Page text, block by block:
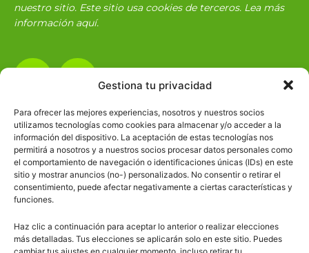
Gestiona tu privacidad
Para ofrecer las mejores experiencias, nosotros y nuestros socios
utilizamos tecnologías como cookies para almacenar y/o acceder a la
información del dispositivo. La aceptación de estas tecnologías nos
permitirá a nosotros y a nuestros socios procesar datos personales como
el comportamiento de navegación o identificaciones únicas (IDs) en este
sitio y mostrar anuncios (no-) personalizados. No consentir o retirar el
consentimiento, puede afectar negativamente a ciertas características y
funciones.
Haz clic a continuación para aceptar lo anterior o realizar elecciones
más detalladas. Tus elecciones se aplicarán solo en este sitio. Puedes
cambiar tus ajustes en cualquier momento, incluso retirar tu
nuestro sitio. Este sitio usa cookies de terceros. Lea más
información aquí.
Básico
1966
Ciencias
2072
Filosofía
226
Historia
1597
Tecnología
270